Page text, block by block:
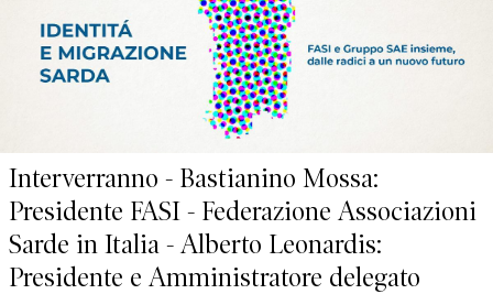
Interverranno - Bastianino Mossa:
Presidente FASI - Federazione Associazioni
Sarde in Italia - Alberto Leonardis:
Presidente e Amministratore delegato